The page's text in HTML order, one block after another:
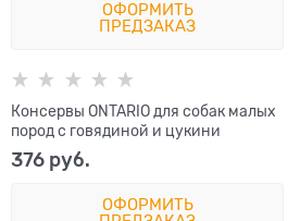
ОФОРМИТЬ
ПРЕДЗАКАЗ
Консервы ONTARIO для собак малых
пород с говядиной и цукини
376 руб.
ОФОРМИТЬ